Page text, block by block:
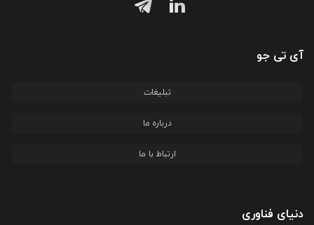
آی تی جو
تبلیغات
درباره ما
ارتباط با ما
دنیای فناوری